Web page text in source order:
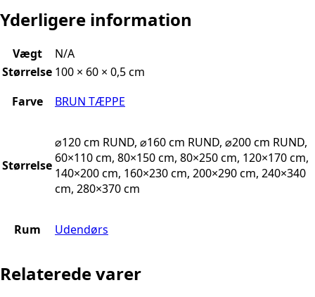
Yderligere information
Vægt
N/A
Størrelse 100 × 60 × 0,5 cm
Farve
BRUN TÆPPE
Størrelse
⌀120 cm RUND, ⌀160 cm RUND, ⌀200 cm RUND,
60×110 cm, 80×150 cm, 80×250 cm, 120×170 cm,
140×200 cm, 160×230 cm, 200×290 cm, 240×340
cm, 280×370 cm
Rum Udendørs
Relaterede varer